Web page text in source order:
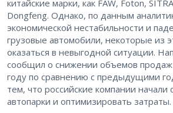
китайские марки, как FAW, Foton,
Dongfeng. Однако, по данным
экономической нестабильности и
грузовые автомобили, некоторые из
оказаться в невыгодной ситуации.
сообщил о снижении объемов
году по сравнению с предыдущими
тем, что российские компании начали
автопарки и оптимизировать затраты.